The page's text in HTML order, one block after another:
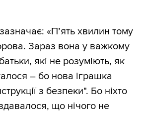
«П’ять хвилин тому
Зараз вона у важкому
які не розуміють, як
– бо нова іграшка
з безпеки". Бо ніхто
що нічого не